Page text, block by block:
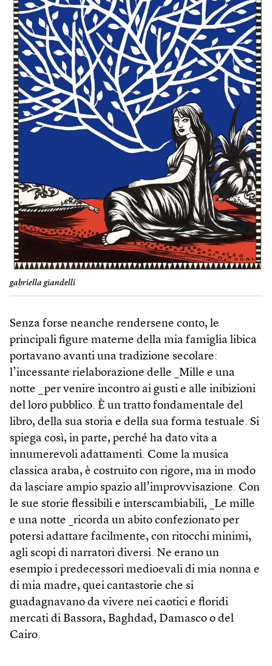
gabriella giandelli
Senza forse neanche rendersene conto, le
principali figure materne della mia famiglia libica
portavano avanti una tradizione secolare:
l’incessante rielaborazione delle _Mille e una
notte _per venire incontro ai gusti e alle inibizioni
del loro pubblico. È un tratto fondamentale del
libro, della sua storia e della sua forma testuale. Si
spiega così, in parte, perché ha dato vita a
innumerevoli adattamenti. Come la musica
classica araba, è costruito con rigore, ma in modo
da lasciare ampio spazio all’improvvisazione. Con
le sue storie flessibili e interscambiabili, _Le mille
e una notte _ricorda un abito confezionato per
potersi adattare facilmente, con ritocchi minimi,
agli scopi di narratori diversi. Ne erano un
esempio i predecessori medioevali di mia nonna e
di mia madre, quei cantastorie che si
guadagnavano da vivere nei caotici e floridi
mercati di Bassora, Baghdad, Damasco o del
Cairo.